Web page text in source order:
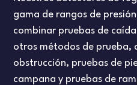
gama de rangos de
combinar pruebas de
otros métodos de prueba,
obstrucción, pruebas de
campana y pruebas de